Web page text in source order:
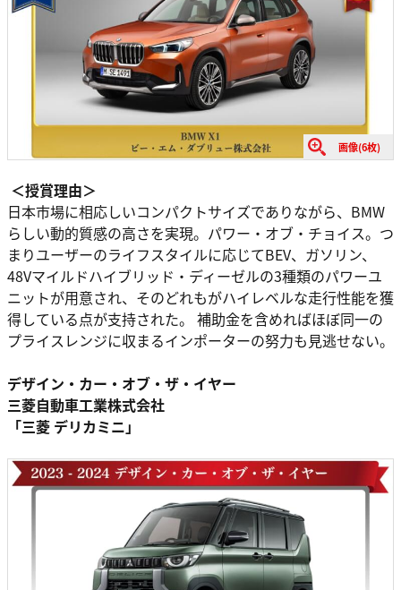
画像(6枚)
＜授賞理由＞
⽇本市場に相応しいコンパクトサイズでありながら、BMW
らしい動的質感の⾼さを実現。パワー・オブ・チョイス。つ
まりユーザーのライフスタイルに応じてBEV、ガソリン、
48Vマイルドハイブリッド・ディーゼルの3種類のパワーユ
ニットが⽤意され、そのどれもがハイレベルな⾛⾏性能を獲
得している点が⽀持された。 補助⾦を含めればほぼ同⼀の
プライスレンジに収まるインポーターの努⼒も⾒逃せない。
デザイン・カー・オブ・ザ・イヤー
三菱⾃動⾞⼯業株式会社
「三菱 デリカミニ」